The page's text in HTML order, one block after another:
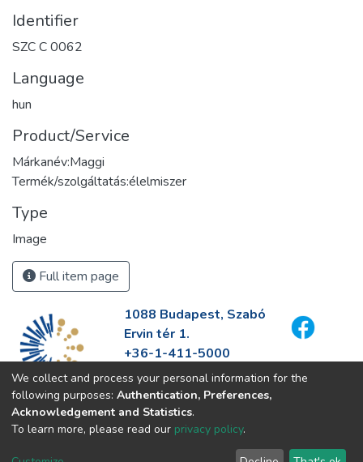
Identifier
SZC C 0062
Language
hun
Product/Service
Márkanév:Maggi
Termék/szolgáltatás:élelmiszer
Type
Image
Full item page
1088 Budapest, Szabó
Ervin tér 1.
+36-1-411-5000
info@fszek.hu
https://fszek.hu
We collect and process your personal information for the
following purposes: Authentication, Preferences,
Acknowledgement and Statistics.
To learn more, please read our privacy policy.